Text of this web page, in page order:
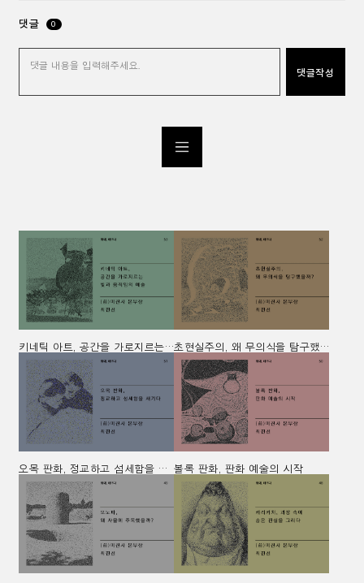
댓글 0
키네틱 아트, 공간을 가로지르는 빛과 움직임의 예술 초현실주의, 왜 무의식을 탐구했을까?
오목 판화, 정교하고 섬세함을 새기다 볼록 판화, 판화 예술의 시작